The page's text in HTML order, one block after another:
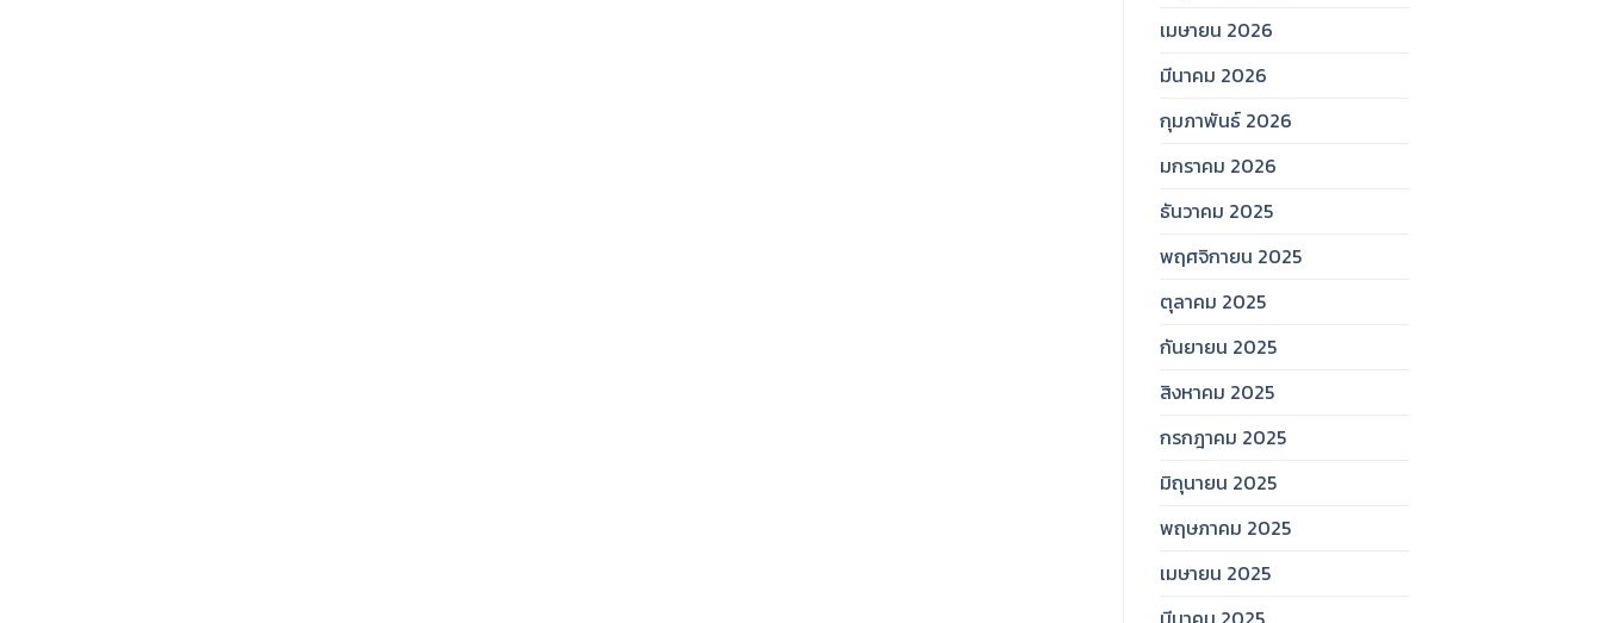
เมษายน 2026
มีนาคม 2026
กุมภาพันธ์ 2026
มกราคม 2026
ธันวาคม 2025
พฤศจิกายน 2025
ตุลาคม 2025
กันยายน 2025
สิงหาคม 2025
กรกฎาคม 2025
มิถุนายน 2025
พฤษภาคม 2025
เมษายน 2025